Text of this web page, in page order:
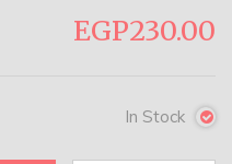
EGP230.00
In Stock